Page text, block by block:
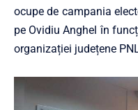
ocupe de campania
pe Ovidiu Anghel în
organizației județene